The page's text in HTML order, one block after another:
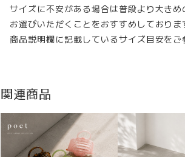
サイズに不安がある場合は普段より大きめ
お選びいただくことをおすすめしておりま
商品説明欄に記載しているサイズ目安をご
関連商品